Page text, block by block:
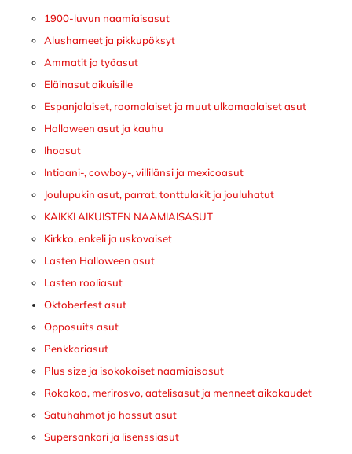
1900-luvun naamiaisasut
Alushameet ja pikkupöksyt
Ammatit ja työasut
Eläinasut aikuisille
Espanjalaiset, roomalaiset ja muut ulkomaalaiset asut
Halloween asut ja kauhu
Ihoasut
Intiaani-, cowboy-, villilänsi ja mexicoasut
Joulupukin asut, parrat, tonttulakit ja jouluhatut
KAIKKI AIKUISTEN NAAMIAISASUT
Kirkko, enkeli ja uskovaiset
Lasten Halloween asut
Lasten rooliasut
Oktoberfest asut
Opposuits asut
Penkkariasut
Plus size ja isokokoiset naamiaisasut
Rokokoo, merirosvo, aatelisasut ja menneet aikakaudet
Satuhahmot ja hassut asut
Supersankari ja lisenssiasut